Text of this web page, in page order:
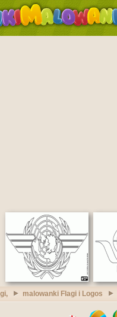
malowanki Flagi i Logos